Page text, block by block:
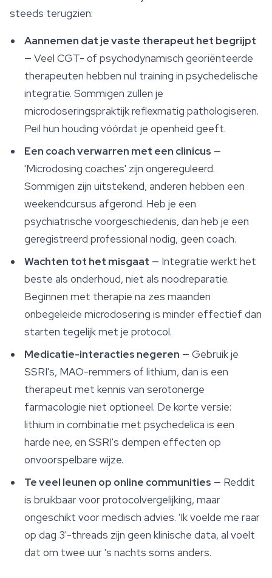
steeds terugzien:
Aannemen dat je vaste therapeut het begrijpt
— Veel CGT- of psychodynamisch georiënteerde
therapeuten hebben nul training in psychedelische
integratie. Sommigen zullen je
microdoseringspraktijk reflexmatig pathologiseren.
Peil hun houding vóórdat je openheid geeft.
Een coach verwarren met een clinicus —
'Microdosing coaches' zijn ongereguleerd.
Sommigen zijn uitstekend, anderen hebben een
weekendcursus afgerond. Heb je een
psychiatrische voorgeschiedenis, dan heb je een
geregistreerd professional nodig, geen coach.
Wachten tot het misgaat — Integratie werkt het
beste als onderhoud, niet als noodreparatie.
Beginnen met therapie na zes maanden
onbegeleide microdosering is minder effectief dan
starten tegelijk met je protocol.
Medicatie-interacties negeren — Gebruik je
SSRI's, MAO-remmers of lithium, dan is een
therapeut met kennis van serotonerge
farmacologie niet optioneel. De korte versie:
lithium in combinatie met psychedelica is een
harde nee, en SSRI's dempen effecten op
onvoorspelbare wijze.
Te veel leunen op online communities — Reddit
is bruikbaar voor protocolvergelijking, maar
ongeschikt voor medisch advies. 'Ik voelde me raar
op dag 3'-threads zijn geen klinische data, al voelt
dat om twee uur 's nachts soms anders.